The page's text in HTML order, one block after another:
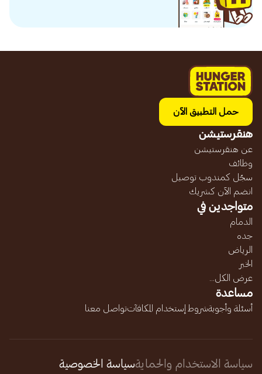
حمل التطبيق الآن
هنقرستيشن
عن هنقرستيشن
وظائف
سجّل كمندوب توصيل
انضم الآن كشريك
متواجدين في
الدمام
جده
الرياض
الخبر
عرض الكل...
مساعدة
أسئلة وأجوبةشروط إستخدام المكافآتتواصل معنا
سياسة الاستخدام والحمايةسياسة الخصوصية